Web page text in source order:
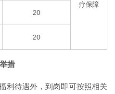
疗保障
20
20
措
利待遇外，到岗即可按照相关